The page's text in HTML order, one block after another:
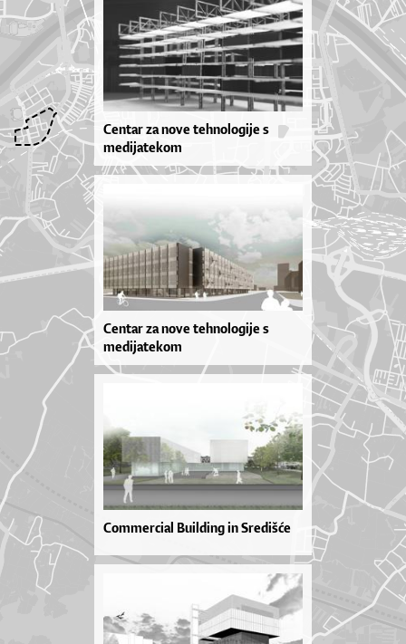
Centar za nove tehnologije s
medijatekom
Centar za nove tehnologije s
medijatekom
Commercial Building in Središće